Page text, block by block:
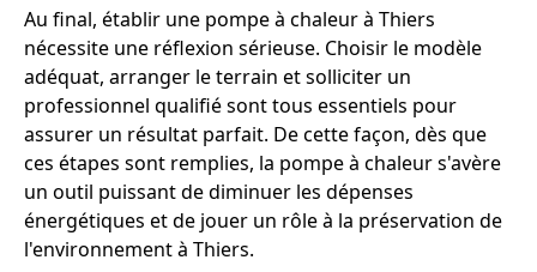
Au final, établir une pompe à chaleur à Thiers
nécessite une réflexion sérieuse. Choisir le modèle
adéquat, arranger le terrain et solliciter un
professionnel qualifié sont tous essentiels pour
assurer un résultat parfait. De cette façon, dès que
ces étapes sont remplies, la pompe à chaleur s'avère
un outil puissant de diminuer les dépenses
énergétiques et de jouer un rôle à la préservation de
l'environnement à Thiers.